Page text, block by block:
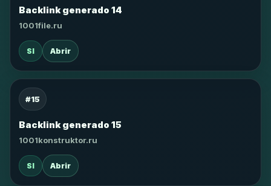
Backlink generado 14
1001file.ru
SI Abrir
#15
Backlink generado 15
1001konstruktor.ru
SI Abrir